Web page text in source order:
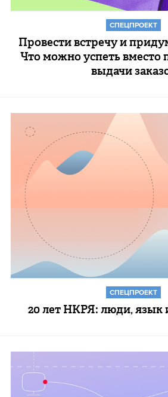
СПЕЦПРОЕКТ
Провести встречу и
Что можно успеть вместо
выдачи
СПЕЦПРОЕКТ
20 лет НКРЯ: люди, язык